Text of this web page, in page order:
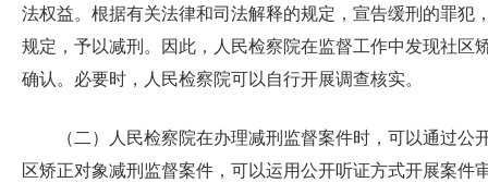
法权益。根据有关法律和司法解释的规定，宣告缓刑的罪
规定，予以减刑。因此，人民检察院在监督工作中发现社
确认。必要时，人民检察院可以自行开展调查核实。
（二）人民检察院在办理减刑监督案件时，可以通过
区矫正对象减刑监督案件，可以运用公开听证方式开展案